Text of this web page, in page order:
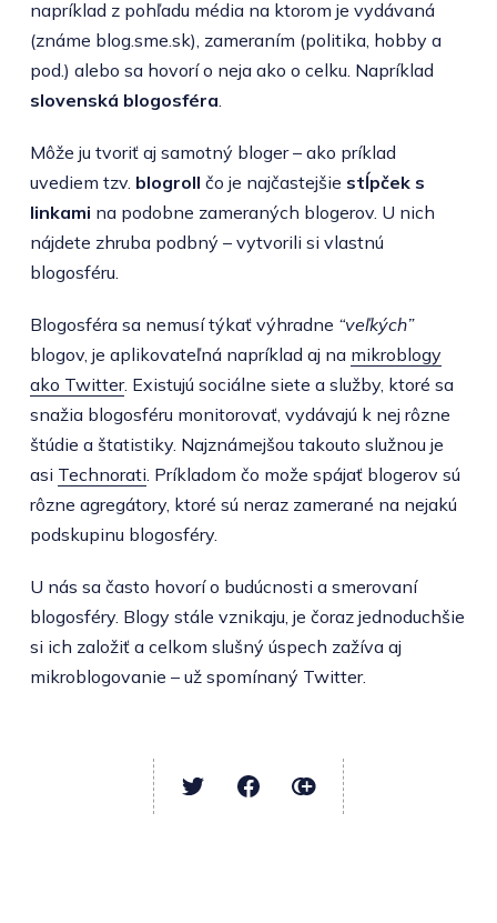
napríklad z pohľadu média na ktorom je vydávaná
(známe blog.sme.sk), zameraním (politika, hobby a
pod.) alebo sa hovorí o neja ako o celku. Napríklad
slovenská blogosféra
Môže ju tvoriť aj samotný bloger – ako príklad
uvediem tzv. blogroll čo je najčastejšie stĺpček s
linkami na podobne zameraných blogerov. U nich
nájdete zhruba podbný – vytvorili si vlastnú
blogosféru.
Blogosféra sa nemusí týkať výhradne “veľkých”
blogov, je aplikovateľná napríklad aj na mikroblogy
ako Twitter. Existujú sociálne siete a služby, ktoré sa
snažia blogosféru monitorovať, vydávajú k nej rôzne
štúdie a štatistiky. Najznámejšou takouto služnou je
asi Technorati . Príkladom čo može spájať blogerov sú
rôzne agregátory, ktoré sú neraz zamerané na nejakú
podskupinu blogosféry.
U nás sa často hovorí o budúcnosti a smerovaní
blogosféry. Blogy stále vznikaju, je čoraz jednoduchšie
si ich založiť a celkom slušný úspech zažíva aj
mikroblogovanie – už spomínaný Twitter.